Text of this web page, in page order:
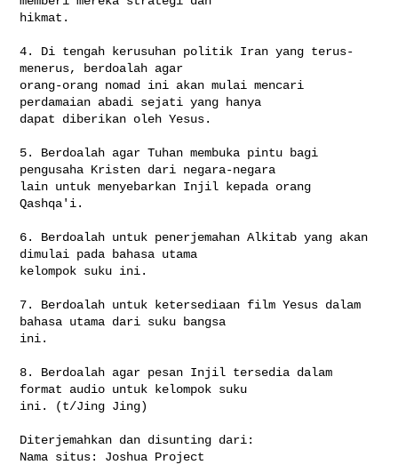
hikmat.
4. Di tengah kerusuhan politik Iran yang terus-
menerus, berdoalah agar
orang-orang nomad ini akan mulai mencari
perdamaian abadi sejati yang hanya
dapat diberikan oleh Yesus.
5. Berdoalah agar Tuhan membuka pintu bagi
pengusaha Kristen dari negara-negara
lain untuk menyebarkan Injil kepada orang
Qashqa'i.
6. Berdoalah untuk penerjemahan Alkitab yang akan
dimulai pada bahasa utama
kelompok suku ini.
7. Berdoalah untuk ketersediaan film Yesus dalam
bahasa utama dari suku bangsa
ini.
8. Berdoalah agar pesan Injil tersedia dalam
format audio untuk kelompok suku
ini. (t/Jing Jing)
Diterjemahkan dan disunting dari:
Nama situs: Joshua Project